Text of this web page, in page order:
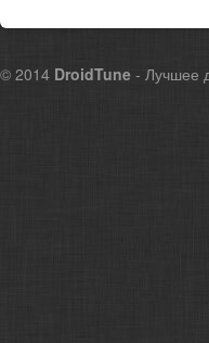
© 2014 DroidTune - Лучшее